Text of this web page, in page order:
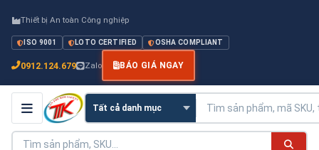
Thiết bị An toàn Công nghiệp
ISO 9001 LOTO CERTIFIED OSHA COMPLIANT
0912.124.679 Zalo BÁO GIÁ NGAY